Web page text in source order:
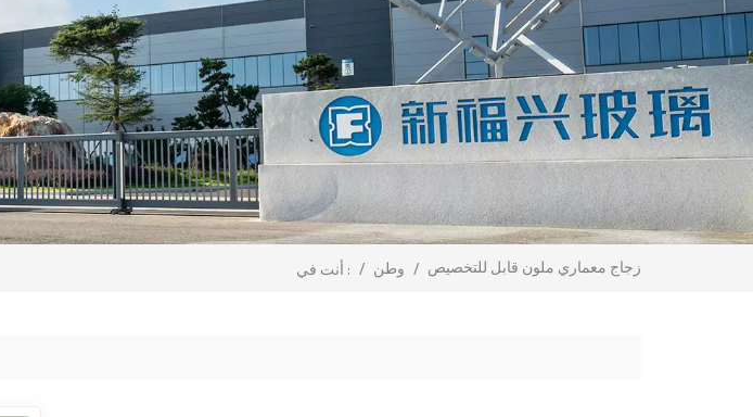
أنت في : / وطن / زجاج معماري ملون قابل للتخصيص